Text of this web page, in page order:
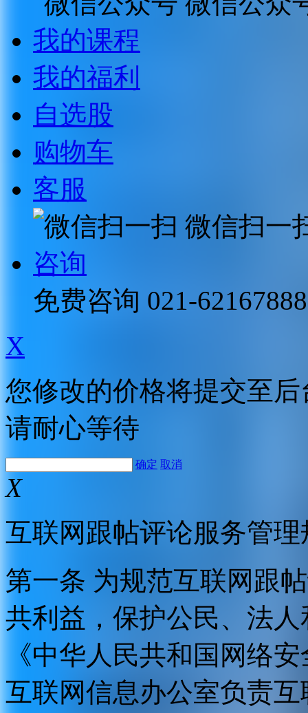
我的课程
我的福利
自选股
购物车
客服
微信扫一
咨询
免费咨询 021-62167888
X
您修改的价格将提交至
请耐心等待
确定 取消
X
互联网跟帖评论服务管理
第一条 为规范互联网跟
共利益，保护公民、法
《中华人民共和国网络
互联网信息办公室负责